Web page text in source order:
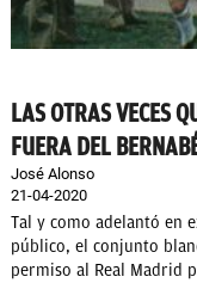
LAS OTRAS VECES
FUERA DEL
José Alonso
21-04-2020
Tal y como adelantó en
público, el conjunto
permiso al Real Madrid